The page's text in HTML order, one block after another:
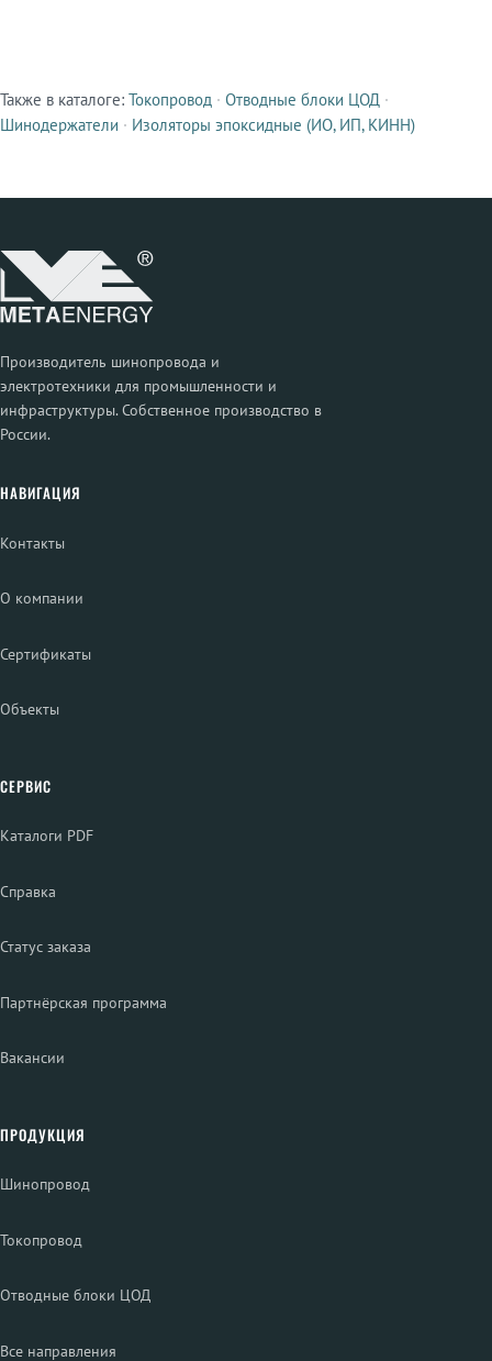
Смежные продукты
Также в каталоге: Токопровод · Отводные блоки ЦОД ·
Шинодержатели · Изоляторы эпоксидные (ИО, ИП, КИНН)
Производитель шинопровода и
электротехники для промышленности и
инфраструктуры. Собственное производство в
России.
НАВИГАЦИЯ
Контакты
О компании
Сертификаты
Объекты
СЕРВИС
Каталоги PDF
Справка
Статус заказа
Партнёрская программа
Вакансии
ПРОДУКЦИЯ
Шинопровод
Токопровод
Отводные блоки ЦОД
Все направления